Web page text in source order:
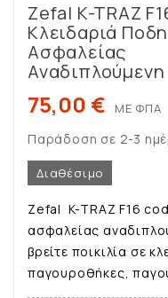
Zefal K-TRAZ
Κλειδαριά
Ασφαλείας
Αναδιπλούμενη
75,00 € ΜΕ ΦΠΑ
Παράδοση σε 2-3
Διαθέσιμο
Zefal K-TRAZ F16
ασφαλείας
βρείτε ποικιλία σε
παγουροθήκες,